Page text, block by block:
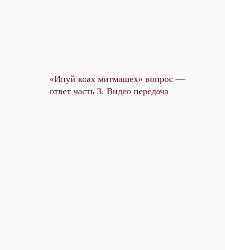
«Ипуй коах митмашех» вопрос —
ответ часть 3. Видео передача